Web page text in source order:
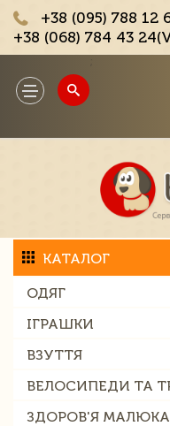
+38 (095) 788 12
+38 (068) 784 43
Toggle
navigation
КАТАЛОГ
ОДЯГ
ІГРАШКИ
ВЗУТТЯ
ВЕЛОСИПЕДИ ТА
ЗДОРОВ'Я МАЛЮКА